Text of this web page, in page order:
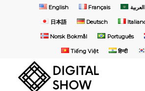
English Français العربية
日本語 Deutsch
Norsk Bokmål Português
Tiếng Việt हिन्दी